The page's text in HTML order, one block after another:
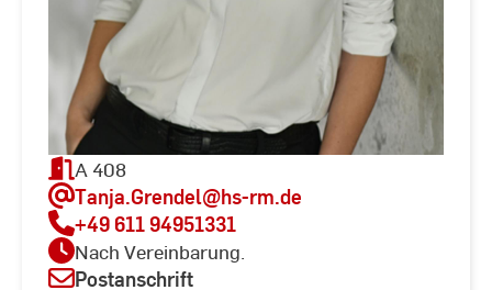
A 408
Tanja.Grendel@hs-rm.de
+49 611 94951331
Nach Vereinbarung.
Postanschrift